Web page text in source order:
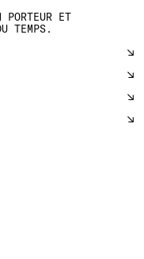
PORTEUR ET
TEMPS.